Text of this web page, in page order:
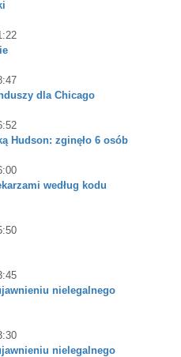
dla Chicago
Hudson: zginęło 6 osób
według kodu
nielegalnego
nielegalnego